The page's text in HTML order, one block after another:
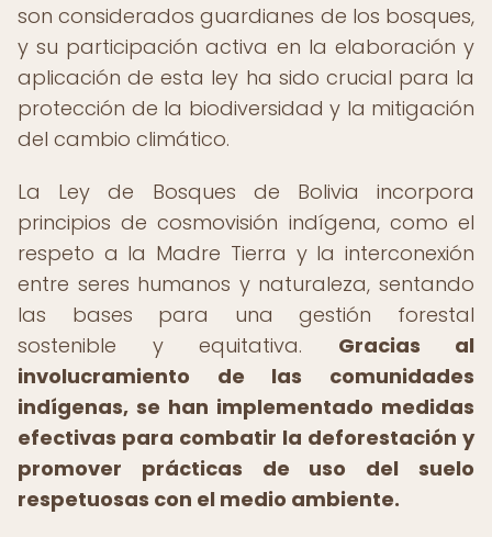
son considerados guardianes de los bosques,
y su participación activa en la elaboración y
aplicación de esta ley ha sido crucial para la
protección de la biodiversidad y la mitigación
del cambio climático.
La Ley de Bosques de Bolivia incorpora
principios de cosmovisión indígena, como el
respeto a la Madre Tierra y la interconexión
entre seres humanos y naturaleza, sentando
las bases para una gestión forestal
sostenible y equitativa. Gracias al
involucramiento de las comunidades
indígenas, se han implementado medidas
efectivas para combatir la deforestación y
promover prácticas de uso del suelo
respetuosas con el medio ambiente.